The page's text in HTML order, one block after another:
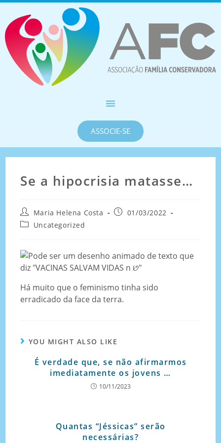
ASSOCIE-SE
Se a hipocrisia matasse…
Maria Helena Costa
01/03/2022
Uncategorized
Há muito que o feminismo tinha sido
erradicado da face da terra.
YOU MIGHT ALSO LIKE
É verdade que, se não afirmarmos
imediatamente os jovens …
10/11/2023
Quantas “Jéssicas” serão
necessárias?